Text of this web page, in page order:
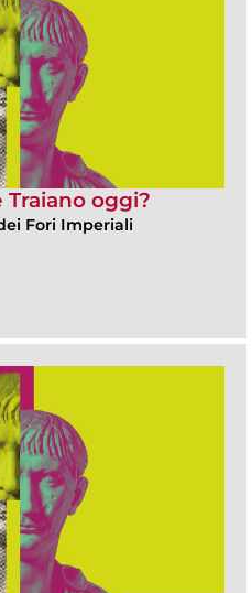
oggi?
Fori Imperiali